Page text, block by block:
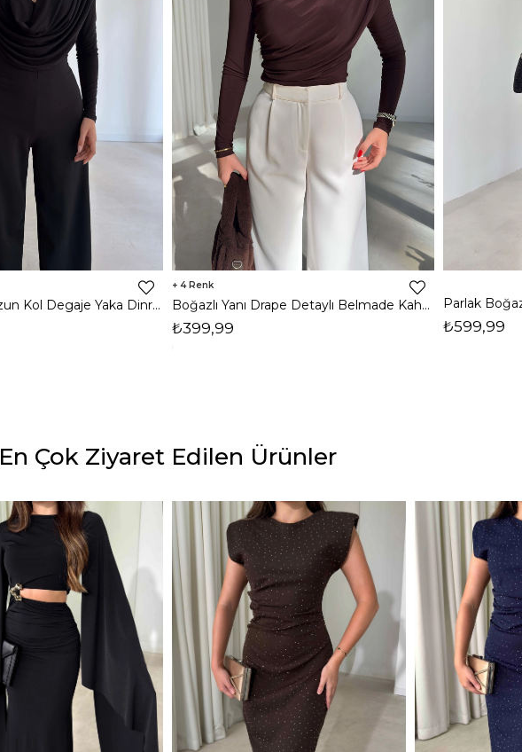
Omzu Vatkalı Uzun Kol Degaje Yaka Dinre Kadın Siyah Bluz 26K101
4
Boğazlı Yanı Drape Detaylı Belmade Kahve Kadın Bluz 26K113
₺399,99 ₺599,99
En Çok Ziyaret Edilen Ürünler